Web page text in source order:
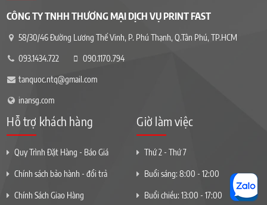
CÔNG TY TNHH THƯƠNG MẠI DỊCH VỤ PRINT FAST
58/30/46 Đường Lương Thế Vinh, P. Phú Thạnh, Q.Tân Phú, TP.HCM
093.1434.722 090.1170.794
tanquoc.ntq@gmail.com
inansg.com
Hỗ trợ khách hàng
Quy Trình Đặt Hàng - Báo Giá
Chính sách bảo hành - đổi trả
Chính Sách Giao Hàng
Giờ làm việc
Thứ 2 - Thứ 7
Buổi sáng: 8:00 - 12:00
Buổi chiều: 13:00 - 17:00